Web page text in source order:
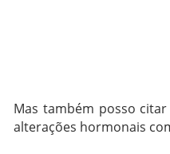
Mas também posso
alterações hormonais